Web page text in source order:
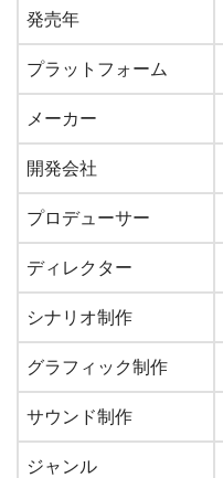
発売年
プラットフォーム
メーカー
開発会社
プロデューサー
ディレクター
シナリオ制作
グラフィック制作
サウンド制作
ジャンル